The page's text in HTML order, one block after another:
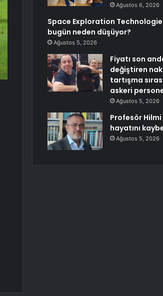
Ağustos 6, 2026
Space Exploration
bugün neden düşüyor?
Ağustos 5, 2026
Fiyatı son
değiştiren
tartışma
askeri
Ağustos 5, 2026
Profesör
hayatını
Ağustos 5, 2026